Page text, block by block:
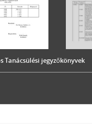
iratai, 1851–1859
Bíróságának iratai, 1869–1871
iratai, 1872–1950
(Tanácsülési
iratai, 1849–1952
iratai, 1872 - 1956
és Számvevőségének iratai,
iratai, 1883–1919
Tanácsülési jegyzőkönyvek